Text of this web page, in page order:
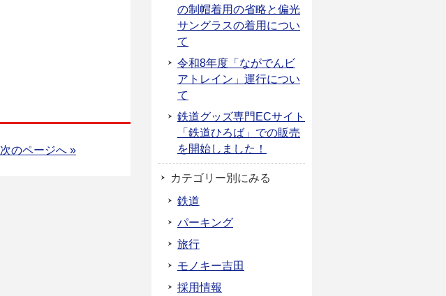
次のページへ »
の制帽着用の省略と偏光
サングラスの着用につい
て
令和8年度「ながでんビ
アトレイン」運行につい
て
鉄道グッズ専門ECサイト
「鉄道ひろば」での販売
を開始しました！
カテゴリー別にみる
鉄道
パーキング
旅行
モノキー吉田
採用情報